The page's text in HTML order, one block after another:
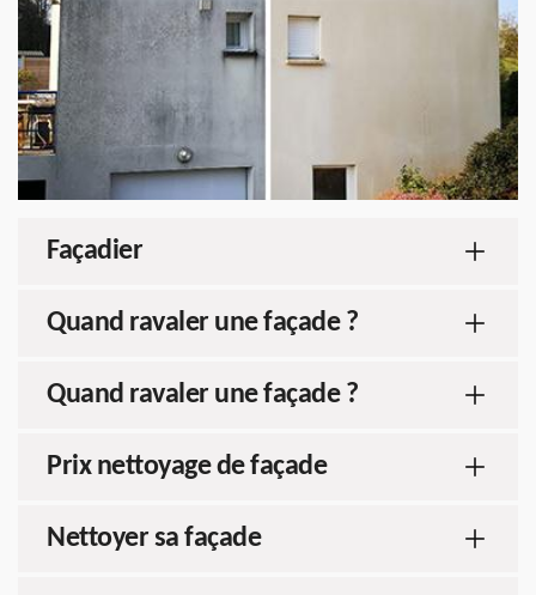
Façadier
Quand ravaler une façade ?
Quand ravaler une façade ?
Prix nettoyage de façade
Nettoyer sa façade